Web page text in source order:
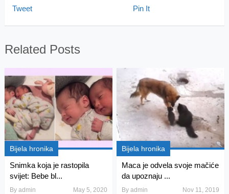
Tweet Pin It
Related Posts
Bijela hronika
Snimka koja je rastopila
svijet: Bebe bl...
By admin May 5, 2020
Bijela hronika
Maca je odvela svoje mačiće
da upoznaju ...
Byadmin Nov 11, 2019